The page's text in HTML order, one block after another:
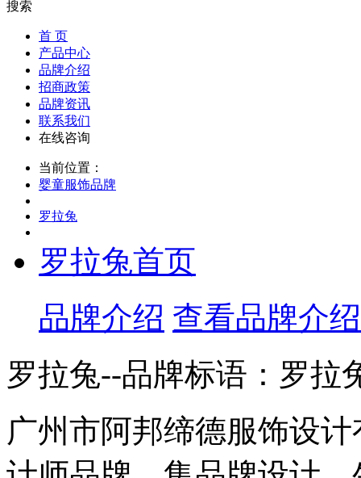
搜索
首 页
产品中心
品牌介绍
招商政策
品牌资讯
联系我们
在线咨询
当前位置：
婴童服饰品牌
罗拉兔
罗拉兔首页
品牌介绍 查看品牌介绍
罗拉兔--品牌标语： 罗拉
广州市阿邦缔德服饰设